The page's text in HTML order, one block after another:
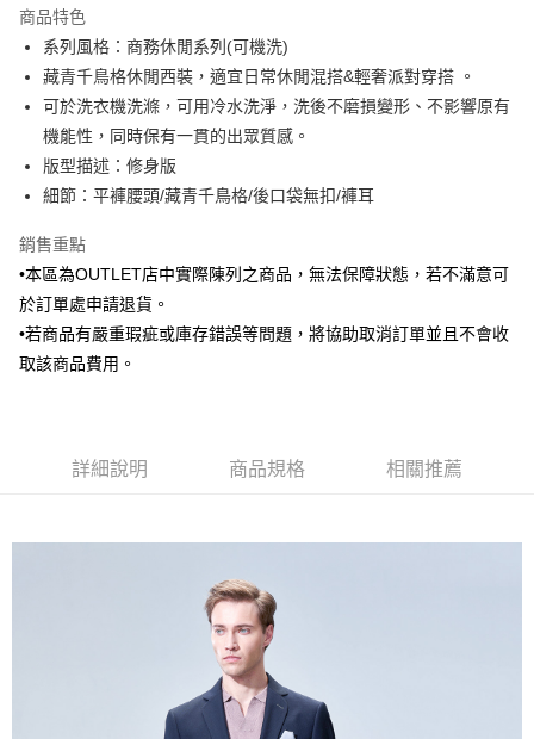
合作金庫商業銀行
華南商業銀行
上海商業儲蓄銀行
台北富邦商業銀行
國泰世華商業銀行
兆豐國際商業銀行
臺灣中小企業銀行
台中商業銀行
匯豐（台灣）商業銀行
聯邦商業銀行
元大商業銀行
永豐商業銀行
台新國際商業銀行
台灣樂天信用卡公司
6 期 0 利率 每期
華南商業銀行
彰化商業銀行
上海商業儲蓄銀行
台北富邦商業銀行
國泰世華商業銀行
兆豐國際商業銀行
臺灣中小企業銀行
匯豐（台灣）商業銀行
華泰商業銀行
元大商業銀行
玉山商業銀行
星展（台灣）商業銀行
台灣樂天信用卡公司
LINE Pay
Apple Pay
街口支付
悠遊付
Google Pay
新竹物流離島宅配
LINEX 宇迅國際 查看運費
商品特色
系列風格：商務休閒系列(可機洗)
藏青千鳥格休閒西裝，適宜日常休閒混搭&輕奢派對穿搭 。
可於洗衣機洗滌，可用冷水洗淨，洗後不磨損變形、不影響原有
機能性，同時保有一貫的出眾質感。
版型描述：修身版
細節：平褲腰頭/藏青千鳥格/後口袋無扣/褲耳
銷售重點
•本區為OUTLET店中實際陳列之商品，無法保障狀態，若不滿意可
於訂單處申請退貨。
•若商品有嚴重瑕疵或庫存錯誤等問題，將協助取消訂單並且不會收
取該商品費用。
詳細說明 商品規格 相關推薦